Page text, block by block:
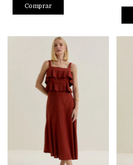
Comprar